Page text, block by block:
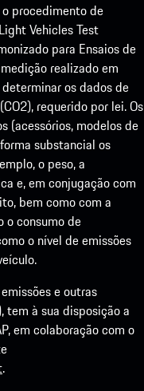
procedimento de
Vehicles Test
para Ensaios de
realizado em
os dados de
requerido por lei. Os
(acessórios, modelos de
substancial os
o peso, a
e, em conjugação com
bem como com a
o consumo de
o nível de emissões
e outras
tem à sua disposição a
em colaboração com o
.